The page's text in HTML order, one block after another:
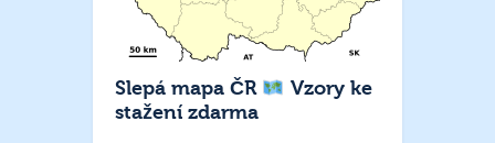
Slepá mapa ČR
Vzory ke
stažení zdarma